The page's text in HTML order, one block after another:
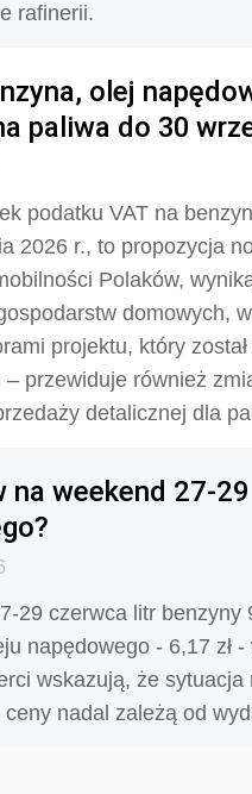
rafinerii.
olej
paliwa do 30
podatku VAT na
2026 r., to propozycja
Polaków,
domowych,
projektu, który
– przewiduje również
detalicznej dla
na weekend 27-
29 czerwca litr benzyny
napędowego - 6,17
wskazują, że
ceny nadal zależą od